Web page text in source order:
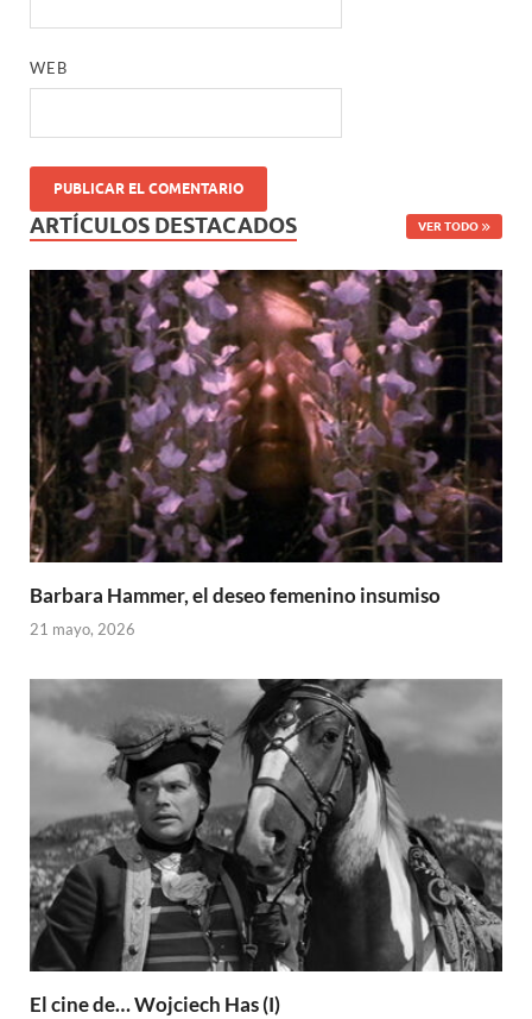
WEB
ARTÍCULOS DESTACADOS VER TODO
Barbara Hammer, el deseo femenino insumiso
21 mayo, 2026
El cine de… Wojciech Has (I)